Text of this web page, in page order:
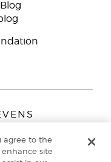
agree to the
enhance site